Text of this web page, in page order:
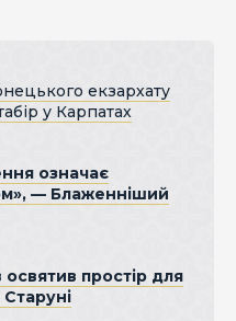
екзархату
у Карпатах
означає
— Блаженніший
простір для